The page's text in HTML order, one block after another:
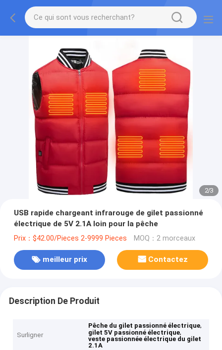
2/3
USB rapide chargeant infrarouge de gilet passionné
électrique de 5V 2.1A loin pour la pêche
Prix：$42.00/Pieces 2-9999 Pieces MOQ：2 morceaux
meilleur prix Contactez
Description De Produit
Surligner
Pêche du gilet passionné électrique,
gilet 5V passionné électrique,
veste passionnée électrique du gilet
2.1A